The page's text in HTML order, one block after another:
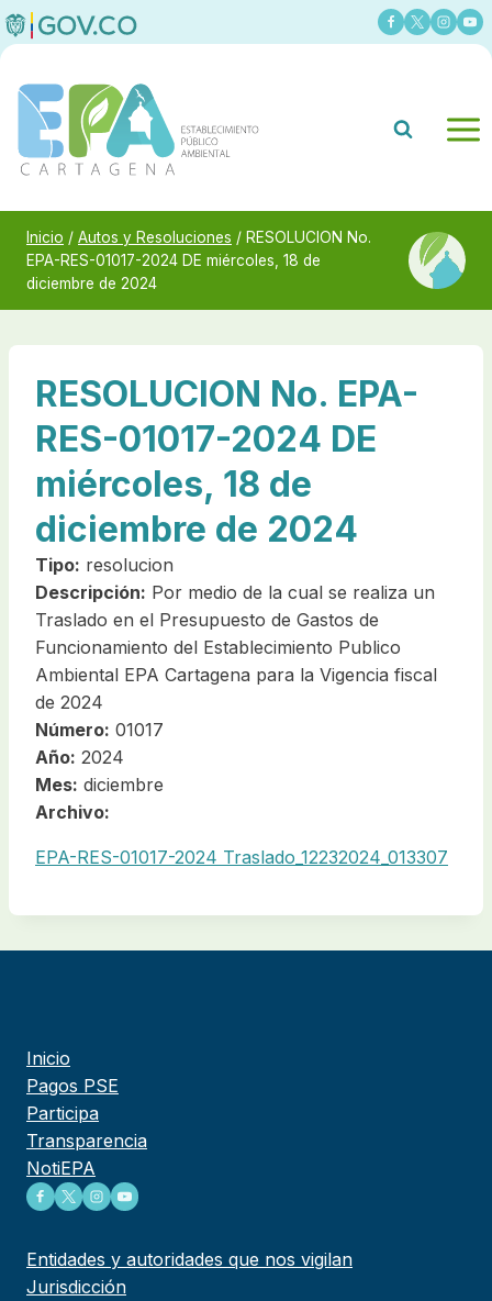
Saltar
al
Inicio / Autos y Resoluciones / RESOLUCION No.
EPA-RES-01017-2024 DE miércoles, 18 de
diciembre de 2024
RESOLUCION No. EPA-
RES-01017-2024 DE
miércoles, 18 de
diciembre de 2024
Tipo: resolucion
Descripción: Por medio de la cual se realiza un
Traslado en el Presupuesto de Gastos de
Funcionamiento del Establecimiento Publico
Ambiental EPA Cartagena para la Vigencia fiscal
de 2024
Número: 01017
Año: 2024
Mes: diciembre
Archivo:
EPA-RES-01017-2024 Traslado_12232024_013307
Inicio
Pagos PSE
Participa
Transparencia
NotiEPA
Entidades y autoridades que nos vigilan
Jurisdicción